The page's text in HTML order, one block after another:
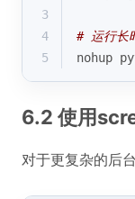
3
4
# 运行长
5
nohup
6.2 使用
对于更复杂的后